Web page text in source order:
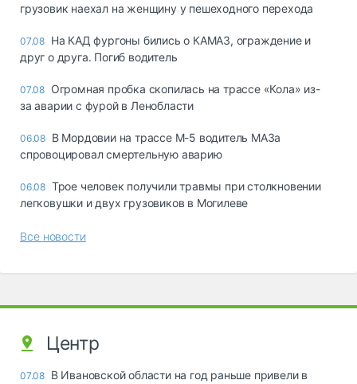
грузовик наехал на женщину у пешеходного перехода
07.08 На КАД фургоны бились о КАМАЗ, ограждение и
друг о друга. Погиб водитель
07.08 Огромная пробка скопилась на трассе «Кола» из-
за аварии с фурой в Ленобласти
06.08 В Мордовии на трассе М-5 водитель МАЗа
спровоцировал смертельную аварию
06.08 Трое человек получили травмы при столкновении
легковушки и двух грузовиков в Могилеве
Все новости
Центр
07.08 В Ивановской области на год раньше привели в